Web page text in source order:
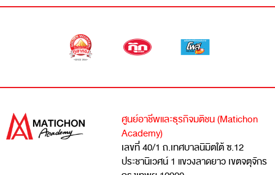
ศูนย์อาชีพและธุรกิจมติชน (Matichon
Academy)
เลขที่ 40/1 ถ.เทศบาลนิมิตใต้ ซ.12
ประชานิเวศน์ 1 แขวงลาดยาว เขตจตุจักร